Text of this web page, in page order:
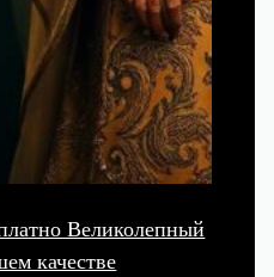
Великолепный
качестве